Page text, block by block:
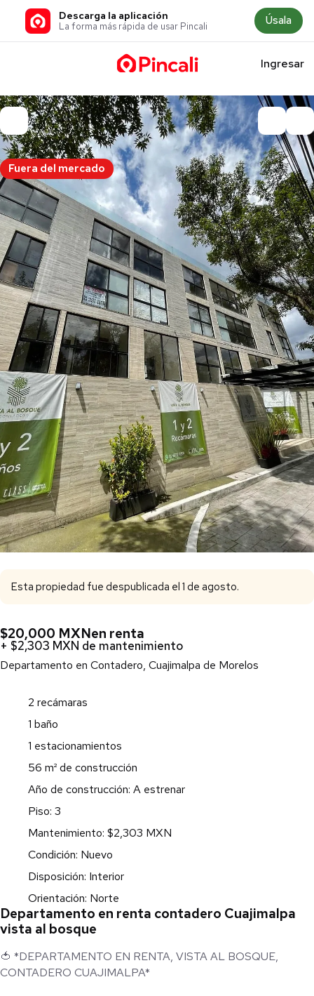
Descarga la aplicación
La forma más rápida de usar Pincali Úsala
Ingresar
Fuera del mercado
Esta propiedad fue despublicada el 1 de agosto.
$20,000 MXNen renta
+ $2,303 MXN de mantenimiento
Departamento en Contadero, Cuajimalpa de Morelos
2 recámaras
1 baño
1 estacionamientos
56 m² de construcción
Año de construcción: A estrenar
Piso: 3
Mantenimiento: $2,303 MXN
Condición: Nuevo
Disposición: Interior
Orientación: Norte
Departamento en renta contadero Cuajimalpa
vista al bosque
🍅 *DEPARTAMENTO EN RENTA, VISTA AL BOSQUE,
CONTADERO CUAJIMALPA*